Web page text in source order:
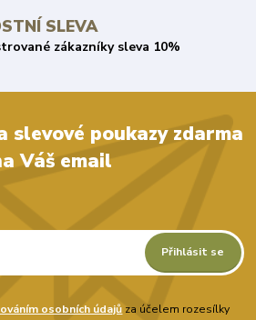
SLEVA
zákazníky sleva 10%
slevové poukazy zdarma
Váš email
Přihlásit se
osobních údajů za účelem rozesílky